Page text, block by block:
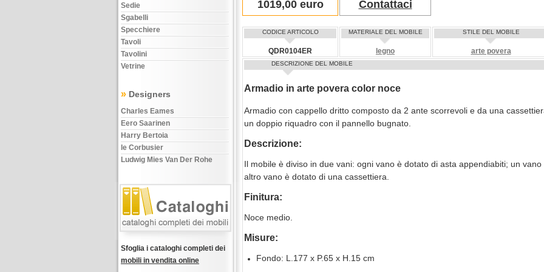
Sedie
Sgabelli
Specchiere
Tavoli
Tavolini
Vetrine
» Designers
Charles Eames
Eero Saarinen
Harry Bertoia
le Corbusier
Ludwig Mies Van Der Rohe
Sfoglia i cataloghi completi dei
mobili in vendita online
1019,00 euro Contattaci
CODICE ARTICOLO
QDR0104ER
MATERIALE DEL MOBILE
legno
STILE DEL MOBILE
arte povera
DESCRIZIONE DEL MOBILE
Armadio in arte povera color noce
Armadio con cappello dritto composto da 2 ante scorrevoli e da una
un doppio riquadro con il pannello bugnato.
Descrizione:
Il mobile è diviso in due vani: ogni vano è dotato di asta appendiabiti; un
altro vano è dotato di una cassettiera.
Finitura:
Noce medio.
Misure:
Fondo: L.177 x P.65 x H.15 cm